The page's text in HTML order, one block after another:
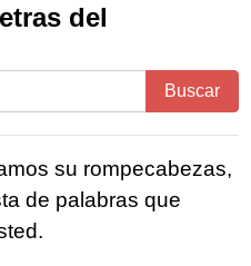
del
Buscar
su rompecabezas,
de palabras que